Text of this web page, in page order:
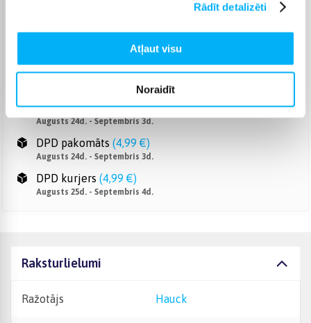
Rādīt detalizēti
Atļaut visu
Noraidīt
Augusts 25d. - Septembris 4d.
Omniva pakomāts (3,99 €)
Augusts 24d. - Septembris 3d.
Smartposti pakomāts (2,99 €)
Augusts 24d. - Septembris 3d.
DPD pakomāts (4,99 €)
Augusts 24d. - Septembris 3d.
DPD kurjers (4,99 €)
Augusts 25d. - Septembris 4d.
Raksturlielumi
Ražotājs Hauck